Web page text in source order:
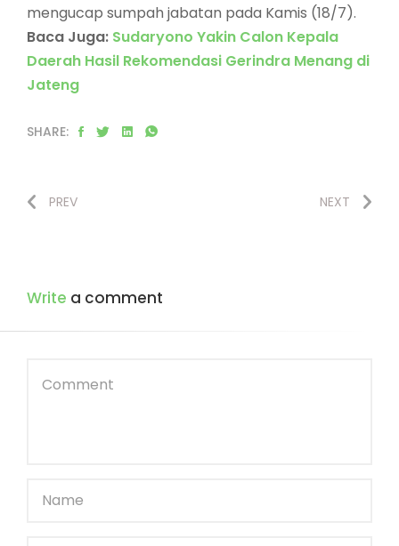
mengucap sumpah jabatan pada Kamis (18/7).
Baca Juga: Sudaryono Yakin Calon Kepala
Daerah Hasil Rekomendasi Gerindra Menang di
Jateng
SHARE:
PREV NEXT
Write a comment